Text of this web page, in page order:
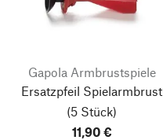
Gapola Armbrustspiele
Ersatzpfeil Spielarmbrust
(5 Stück)
11,90 €